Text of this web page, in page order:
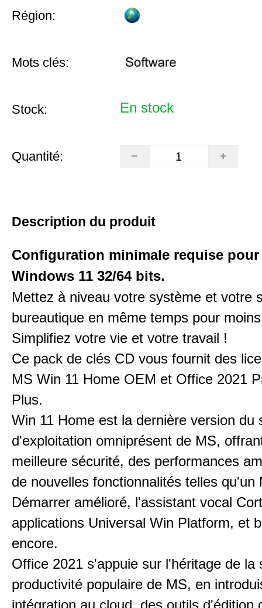
Région:
Mots clés:
Stock: En stock
Quantité:
Description du produit
Configuration minimale requise
Windows 11 32/64 bits.
Mettez à niveau votre système et votre
bureautique en même temps pour
Simplifiez votre vie et votre travail !
Ce pack de clés CD vous fournit des
MS Win 11 Home OEM et Office 2021
Plus.
Win 11 Home est la dernière version du
d'exploitation omniprésent de MS,
meilleure sécurité, des performances
de nouvelles fonctionnalités telles qu'un
Démarrer amélioré, l'assistant vocal
applications Universal Win Platform, et
encore.
Office 2021 s'appuie sur l'héritage de la
productivité populaire de MS, en
intégration au cloud, des outils d'édition